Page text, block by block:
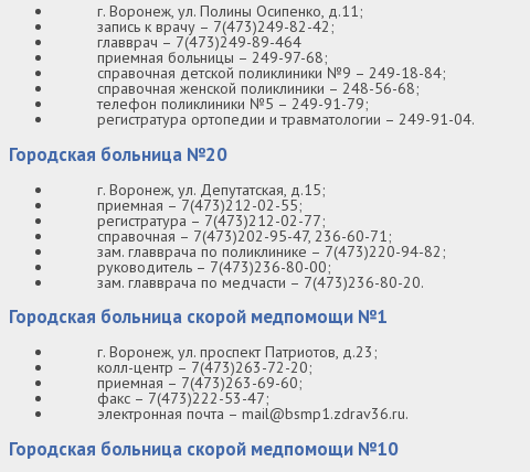
г. Воронеж, ул. Полины Осипенко, д.11;
запись к врачу – 7(473)249-82-42;
главврач – 7(473)249-89-464
приемная больницы – 249-97-68;
справочная детской поликлиники №9 – 249-18-84;
справочная женской поликлиники – 248-56-68;
телефон поликлиники №5 – 249-91-79;
регистратура ортопедии и травматологии – 249-91-04.
Городская больница №20
г. Воронеж, ул. Депутатская, д.15;
приемная – 7(473)212-02-55;
регистратура – 7(473)212-02-77;
справочная – 7(473)202-95-47, 236-60-71;
зам. главврача по поликлинике – 7(473)220-94-82;
руководитель – 7(473)236-80-00;
зам. главврача по медчасти – 7(473)236-80-20.
Городская больница скорой медпомощи №1
г. Воронеж, ул. проспект Патриотов, д.23;
колл-центр – 7(473)263-72-20;
приемная – 7(473)263-69-60;
факс – 7(473)222-53-47;
электронная почта – mail@bsmp1.zdrav36.ru.
Городская больница скорой медпомощи №10